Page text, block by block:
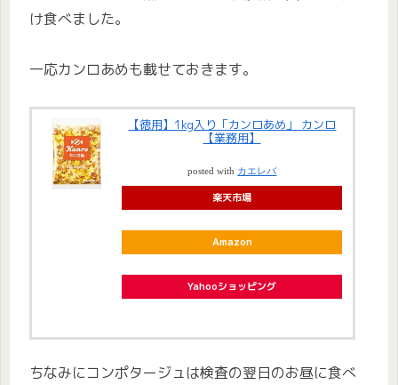
け食べました。
一応カンロあめも載せておきます。
【徳用】1kg入り「カンロあめ」 カンロ
【業務用】
posted with カエレバ
楽天市場
Amazon
Yahooショッピング
ちなみにコンポタージュは検査の翌日のお昼に食べ